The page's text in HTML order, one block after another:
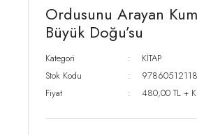
Ordusunu Arayan
Büyük Doğu’su
Kategori
KİTAP
Stok Kodu
Fiyat
480,00 TL +